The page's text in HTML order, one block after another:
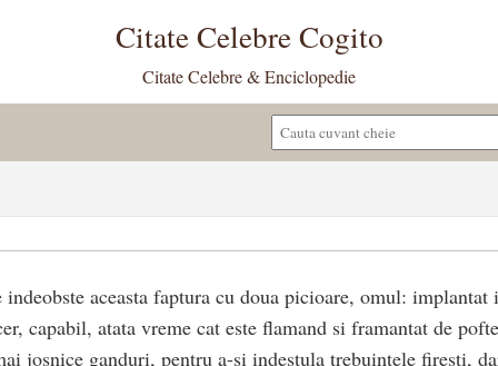
Citate Celebre Cogito
Citate Celebre & Enciclopedie
indeobste aceasta faptura cu doua picioare, omul:
capabil, atata vreme cat este flamand si framantat de
josnice ganduri, pentru a-si indestula trebuintele firesti,